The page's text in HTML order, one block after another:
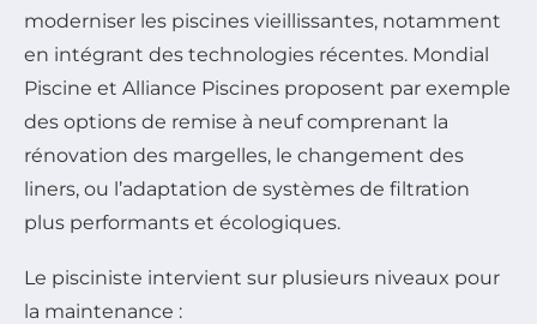
moderniser les piscines vieillissantes, notamment
en intégrant des technologies récentes. Mondial
Piscine et Alliance Piscines proposent par exemple
des options de remise à neuf comprenant la
rénovation des margelles, le changement des
liners, ou l’adaptation de systèmes de filtration
plus performants et écologiques.
Le pisciniste intervient sur plusieurs niveaux pour
la maintenance :